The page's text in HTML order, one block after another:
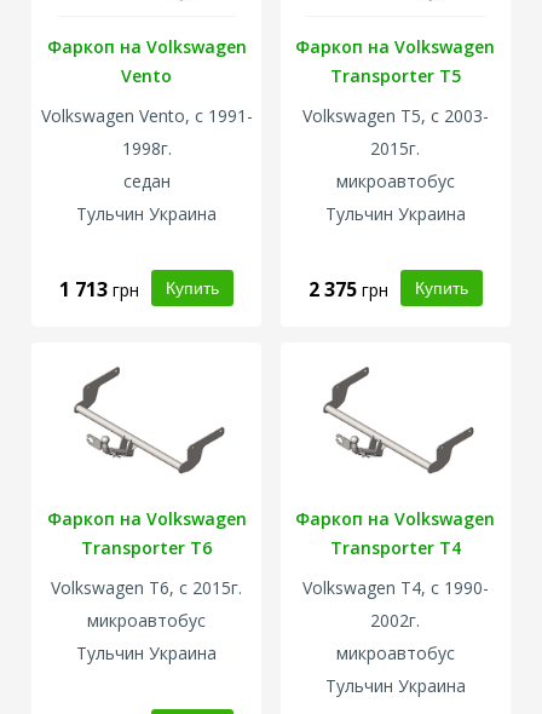
Фаркоп на Volkswagen
Vento
Volkswagen Vento, с 1991-
1998г.
седан
Тульчин Украина
1 713грн
Фаркоп на Volkswagen
Transporter T5
Volkswagen T5, с 2003-
2015г.
микроавтобус
Тульчин Украина
2 375 грн
Фаркоп на Volkswagen
Transporter T6
Volkswagen T6, с 2015г.
микроавтобус
Тульчин Украина
Фаркоп на Volkswagen
Transporter T4
Volkswagen T4, с 1990-
2002г.
микроавтобус
Тульчин Украина